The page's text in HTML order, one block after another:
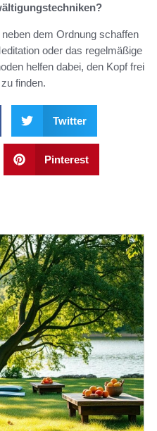
dem Ordnung schaffen
oder das regelmäßige
helfen dabei, den Kopf frei
finden.
Twitter
Pinterest